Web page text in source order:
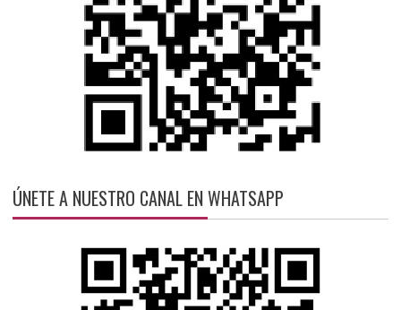
ÚNETE A NUESTRO CANAL EN WHATSAPP